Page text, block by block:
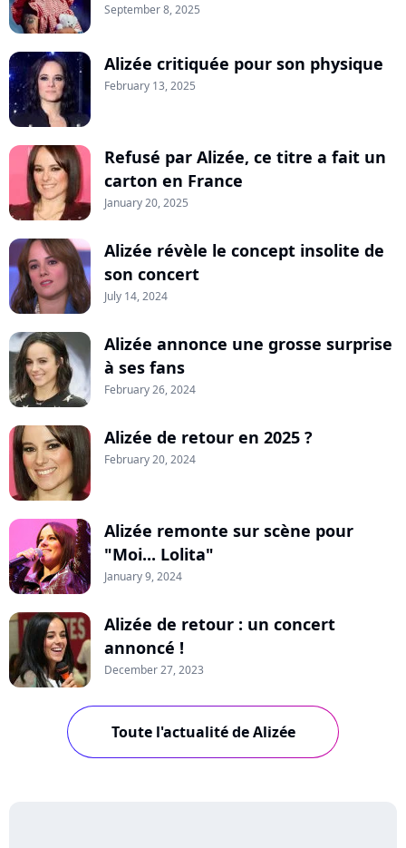
September 8, 2025
Alizée critiquée pour son physique
February 13, 2025
Refusé par Alizée, ce titre a fait un
carton en France
January 20, 2025
Alizée révèle le concept insolite de
son concert
July 14, 2024
Alizée annonce une grosse surprise
à ses fans
February 26, 2024
Alizée de retour en 2025 ?
February 20, 2024
Alizée remonte sur scène pour
"Moi... Lolita"
January 9, 2024
Alizée de retour : un concert
annoncé !
December 27, 2023
Toute l'actualité de Alizée